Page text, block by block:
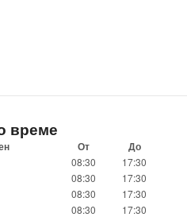
време
От До
08:30
17:30
08:30
17:30
08:30
17:30
08:30
17:30